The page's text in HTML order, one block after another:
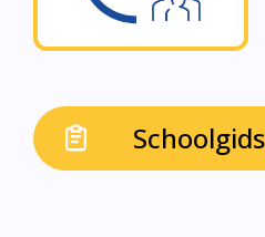
Schoolgids